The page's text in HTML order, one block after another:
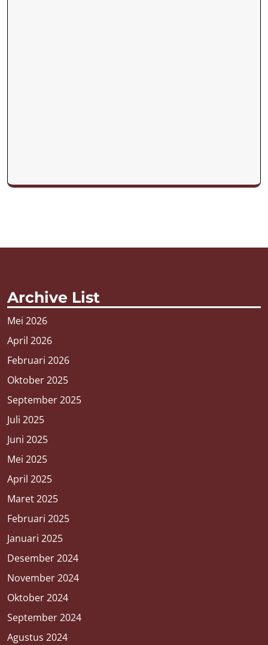
Archive List
Mei 2026
April 2026
Februari 2026
Oktober 2025
September 2025
Juli 2025
Juni 2025
Mei 2025
April 2025
Maret 2025
Februari 2025
Januari 2025
Desember 2024
November 2024
Oktober 2024
September 2024
Agustus 2024